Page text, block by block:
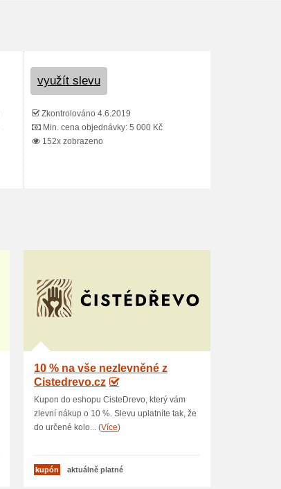
využít slevu
Zkontrolováno 4.6.2019
Min. cena objednávky: 5 000 Kč
152x zobrazeno
10 % na vše nezlevněné z
Cistedrevo.cz
Kupon do eshopu CisteDrevo, který vám
zlevní nákup o 10 %. Slevu uplatníte tak, že
do určené kolo... (Více)
kupón aktuálně platné